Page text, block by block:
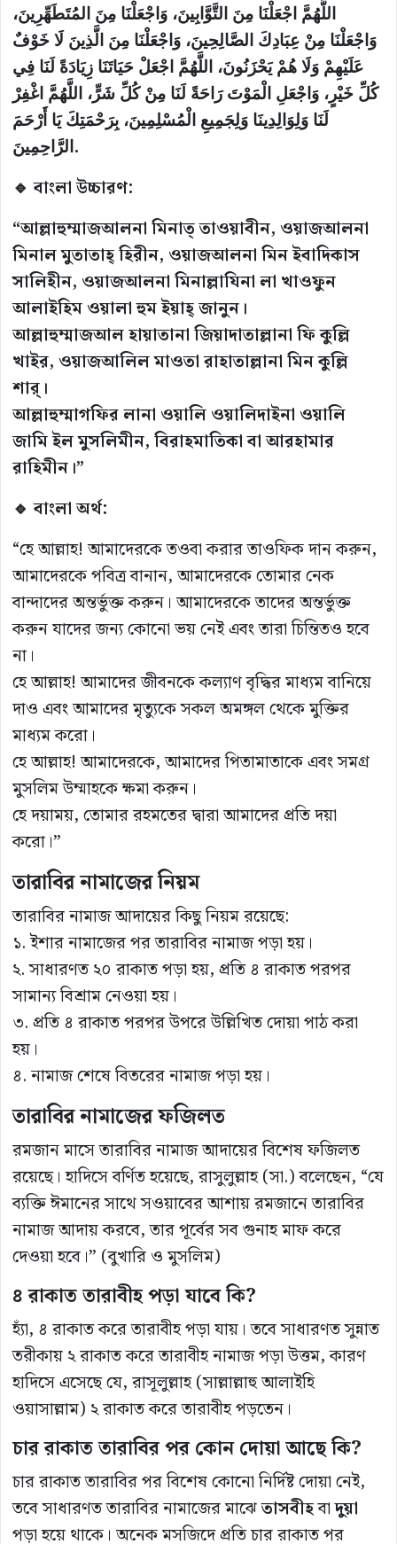
اللَّهُمَّ اجْعَلْنَا مِنَ التَّوَّابِينَ، وَاجْعَلْنَا مِنَ المُتَطَهِّرِينَ،
وَاجْعَلْنَا مِنْ عِبَادِكَ الصَّالِحِينَ، وَاجْعَلْنَا مِنَ الَّذِينَ لَا خَوْفٌ
عَلَيْهِمْ وَلَا هُمْ يَحْزَنُونَ، اللَّهُمَّ اجْعَلْ حَيَاتَنَا زِيَادَةً لَنَا فِي
كُلِّ خَيْرٍ، وَاجْعَلِ الْمَوْتَ رَاحَةً لَنَا مِنْ كُلِّ شَرٍّ، اللَّهُمَّ اغْفِرْ
لَنَا وَلِوَالِدِينَا وَلِجَمِيعِ الْمُسْلِمِينَ، بِرَحْمَتِكَ يَا أَرْحَمَ
الرَّاحِمِينَ.
🔹 বাংলা উচ্চারণ:
“আল্লাহুম্মাজআলনা মিনাত্ তাওয়াবীন, ওয়াজআলনা
মিনাল মুতাতাহ্ হিরীন, ওয়াজআলনা মিন ইবাদিকাস
সালিহীন, ওয়াজআলনা মিনাল্লাযিনা লা খাওফুন
আলাইহিম ওয়ালা হুম ইয়াহ্ জানুন।
আল্লাহুম্মাজআল হায়াতানা জিয়াদাতাল্লানা ফি কুল্লি
খাইর, ওয়াজআলিল মাওতা রাহাতাল্লানা মিন কুল্লি
শার্।
আল্লাহুম্মাগফির লানা ওয়ালি ওয়ালিদাইনা ওয়ালি
জামি ইল মুসলিমীন, বিরাহমাতিকা বা আরহামার
রাহিমীন।”
🔹 বাংলা অর্থ:
“হে আল্লাহ! আমাদেরকে তওবা করার তাওফিক দান করুন,
আমাদেরকে পবিত্র বানান, আমাদেরকে তোমার নেক
বান্দাদের অন্তর্ভুক্ত করুন। আমাদেরকে তাদের অন্তর্ভুক্ত
করুন যাদের জন্য কোনো ভয় নেই এবং তারা চিন্তিতও হবে
না।
হে আল্লাহ! আমাদের জীবনকে কল্যাণ বৃদ্ধির মাধ্যম বানিয়ে
দাও এবং আমাদের মৃত্যুকে সকল অমঙ্গল থেকে মুক্তির
মাধ্যম করো।
হে আল্লাহ! আমাদেরকে, আমাদের পিতামাতাকে এবং সমগ্র
মুসলিম উম্মাহকে ক্ষমা করুন।
হে দয়াময়, তোমার রহমতের দ্বারা আমাদের প্রতি দয়া
করো।”
তারাবির নামাজের নিয়ম
তারাবির নামাজ আদায়ের কিছু নিয়ম রয়েছে:
১. ইশার নামাজের পর তারাবির নামাজ পড়া হয়।
২. সাধারণত ২০ রাকাত পড়া হয়, প্রতি ৪ রাকাত পরপর
সামান্য বিশ্রাম নেওয়া হয়।
৩. প্রতি ৪ রাকাত পরপর উপরে উল্লিখিত দোয়া পাঠ করা
হয়।
৪. নামাজ শেষে বিতরের নামাজ পড়া হয়।
তারাবির নামাজের ফজিলত
রমজান মাসে তারাবির নামাজ আদায়ের বিশেষ ফজিলত
রয়েছে। হাদিসে বর্ণিত হয়েছে, রাসুলুল্লাহ (সা.) বলেছেন, “যে
ব্যক্তি ঈমানের সাথে সওয়াবের আশায় রমজানে তারাবির
নামাজ আদায় করবে, তার পূর্বের সব গুনাহ মাফ করে
দেওয়া হবে।” (বুখারি ও মুসলিম)
৪ রাকাত তারাবীহ পড়া যাবে কি?
হ্যাঁ, ৪ রাকাত করে তারাবীহ পড়া যায়। তবে সাধারণত সুন্নাত
তরীকায় ২ রাকাত করে তারাবীহ নামাজ পড়া উত্তম, কারণ
হাদিসে এসেছে যে, রাসূলুল্লাহ (সাল্লাল্লাহু আলাইহি
ওয়াসাল্লাম) ২ রাকাত করে তারাবীহ পড়তেন।
চার রাকাত তারাবির পর কোন দোয়া আছে কি?
চার রাকাত তারাবির পর বিশেষ কোনো নির্দিষ্ট দোয়া নেই,
তবে সাধারণত তারাবির নামাজের মাঝেতাসবীহবাদুয়া
পড়া হয়ে থাকে। অনেক মসজিদে প্রতি চার রাকাত পর